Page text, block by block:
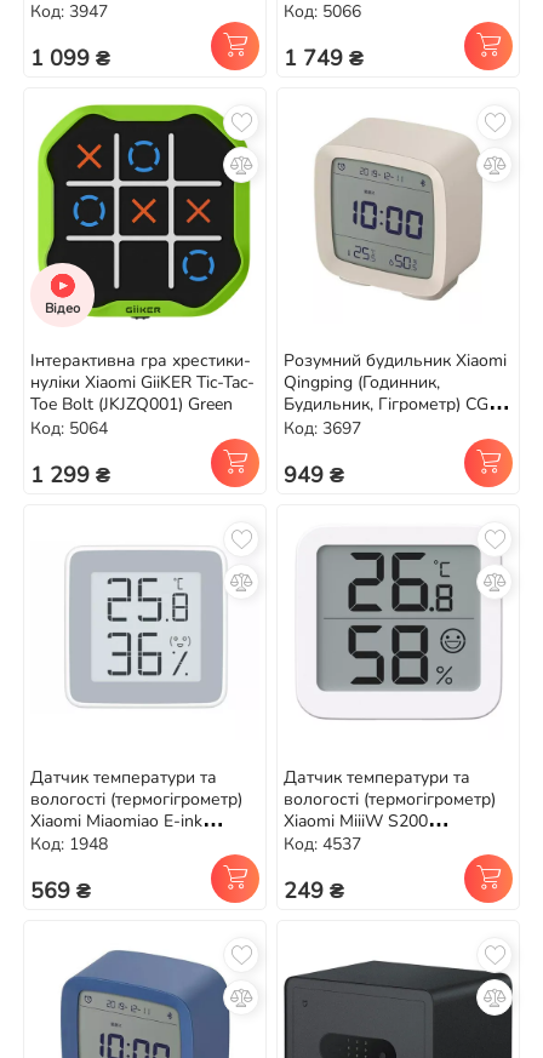
(HHCCJCY01HHCC) Blue
Код: 3947
1 099 ₴
Games (JKHRD001) Black
Код: 5066
1 749 ₴
Відео
Інтерактивна гра хрестики-
нуліки Xiaomi GiiKER Tic-Tac-
Toe Bolt (JKJZQ001) Green
Код: 5064
1 299 ₴
Розумний будильник Xiaomi
Qingping (Годинник,
Будильник, Гігрометр) CGD1
Beige
Код: 3697
949 ₴
Датчик температури та
вологості (термогігрометр)
Xiaomi Miaomiao E-ink
(MHO-C201)
Код: 1948
569 ₴
Датчик температури та
вологості (термогігрометр)
Xiaomi MiiiW S200
(MWTH02)
Код: 4537
249 ₴